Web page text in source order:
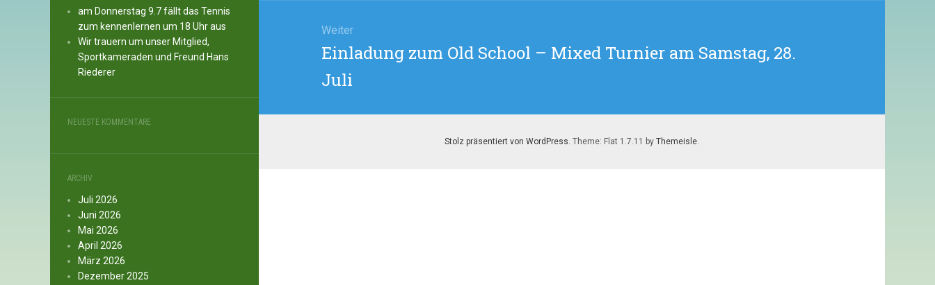
am Donnerstag 9.7 fällt das Tennis
zum kennenlernen um 18 Uhr aus
Wir trauern um unser Mitglied,
Sportkameraden und Freund Hans
Riederer
NEUESTE KOMMENTARE
ARCHIV
Juli 2026
Juni 2026
Mai 2026
April 2026
März 2026
Dezember 2025
Weiter
Nächster
Einladung zum Old School – Mixed Turnier am Samstag, 28.
Juli
Stolz präsentiert von WordPress. Theme: Flat 1.7.11 by Themeisle.